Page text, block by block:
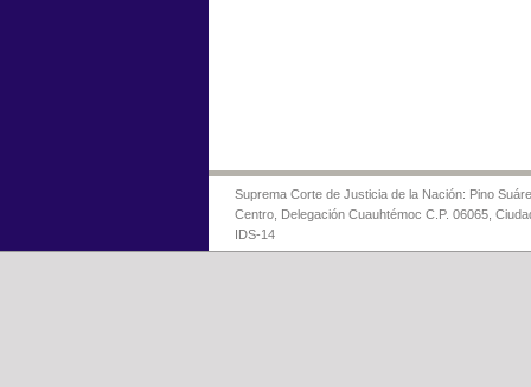
Suprema Corte de Justicia de la Nación: Pino
Centro, Delegación Cuauhtémoc C.P. 06065,
IDS-14